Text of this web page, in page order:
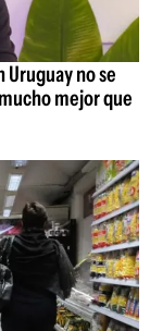
Uruguay no se
mejor que